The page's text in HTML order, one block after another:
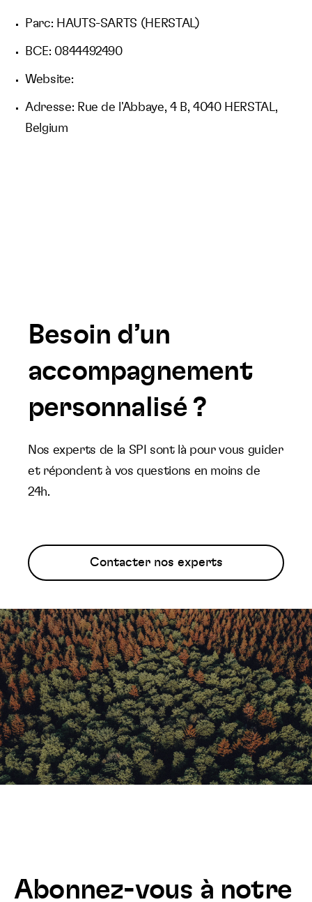
Parc: HAUTS-SARTS (HERSTAL)
BCE: 0844492490
Website:
Adresse: Rue de l'Abbaye, 4 B, 4040 HERSTAL,
Belgium
Besoin d’un
accompagnement
personnalisé ?
Nos experts de la SPI sont là pour vous guider
et répondent à vos questions en moins de
24h.
Contacter nos experts
Abonnez-vous à notre